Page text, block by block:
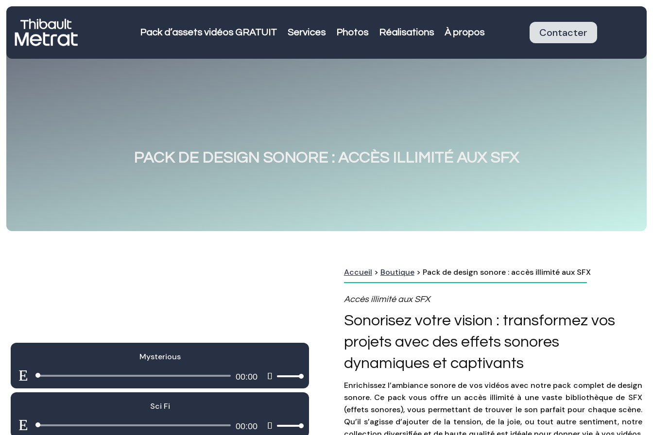
Pack d’assets vidéos GRATUIT Services Photos Réalisations À propos Contacter
PACK DE DESIGN SONORE : ACCÈS ILLIMITÉ AUX SFX
Mysterious
Lecteur
audio
00:00
Utilisez
les
pour
Sci Fi
Lecteur
00:00
Utilisez
Accueil > Boutique> Pack de design sonore : accès illimité aux SFX
Accès illimité aux SFX
Sonorisez votre vision : transformez vos
projets avec des effets sonores
dynamiques et captivants
Enrichissez l’ambiance sonore de vos vidéos avec notre pack complet de design
sonore. Ce pack vous offre un accès illimité à une vaste bibliothèque de SFX
(effets sonores), vous permettant de trouver le son parfait pour chaque scène.
Qu’il s’agisse d’ajouter de la tension, de la joie, ou tout autre sentiment, notre